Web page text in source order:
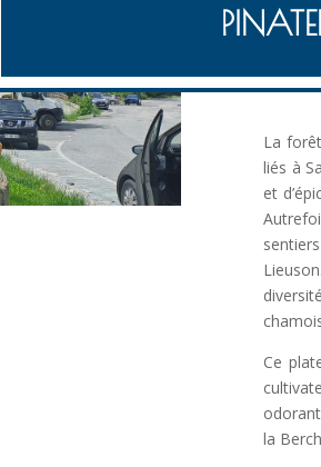
La
liés à
et
Ce
la